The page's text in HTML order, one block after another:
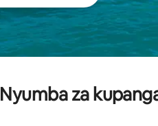
Nyumba za